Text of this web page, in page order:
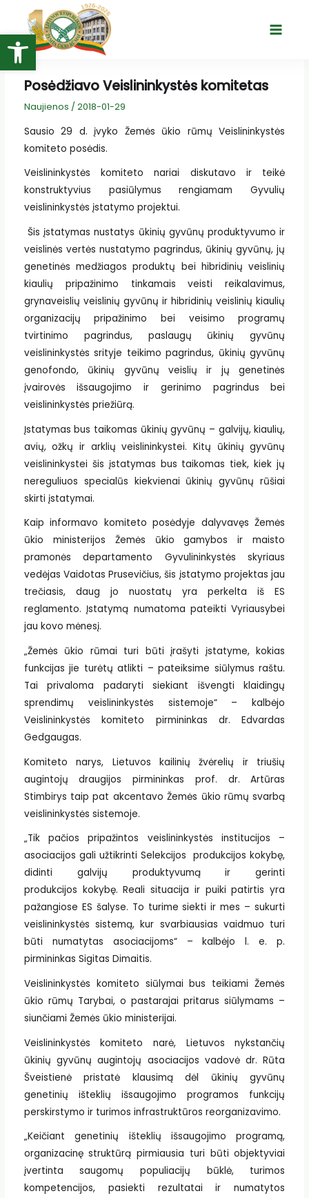
Open toolbar
turinio
Main
Posėdžiavo Veislininkystės komitetas
Naujienos / 2018-01-29
Sausio 29 d. įvyko Žemės ūkio rūmų Veislininkystės
komiteto posėdis.
Veislininkystės komiteto nariai diskutavo ir teikė
konstruktyvius pasiūlymus rengiamam Gyvulių
veislininkystės įstatymo projektui.
Šis įstatymas nustatys ūkinių gyvūnų produktyvumo ir
veislinės vertės nustatymo pagrindus, ūkinių gyvūnų, jų
genetinės medžiagos produktų bei hibridinių veislinių
kiaulių pripažinimo tinkamais veisti reikalavimus,
grynaveislių veislinių gyvūnų ir hibridinių veislinių kiaulių
organizacijų pripažinimo bei veisimo programų
tvirtinimo pagrindus, paslaugų ūkinių gyvūnų
veislininkystės srityje teikimo pagrindus, ūkinių gyvūnų
genofondo, ūkinių gyvūnų veislių ir jų genetinės
įvairovės išsaugojimo ir gerinimo pagrindus bei
veislininkystės priežiūrą.
Įstatymas bus taikomas ūkinių gyvūnų – galvijų, kiaulių,
avių, ožkų ir arklių veislininkystei. Kitų ūkinių gyvūnų
veislininkystei šis įstatymas bus taikomas tiek, kiek jų
nereguliuos specialūs kiekvienai ūkinių gyvūnų rūšiai
skirti įstatymai.
Kaip informavo komiteto posėdyje dalyvavęs Žemės
ūkio ministerijos Žemės ūkio gamybos ir maisto
pramonės departamento Gyvulininkystės skyriaus
vedėjas Vaidotas Prusevičius, šis įstatymo projektas jau
trečiasis, daug jo nuostatų yra perkelta iš ES
reglamento. Įstatymą numatoma pateikti Vyriausybei
jau kovo mėnesį.
„Žemės ūkio rūmai turi būti įrašyti įstatyme, kokias
funkcijas jie turėtų atlikti – pateiksime siūlymus raštu.
Tai privaloma padaryti siekiant išvengti klaidingų
sprendimų veislininkystės sistemoje“ – kalbėjo
Veislininkystės komiteto pirmininkas dr. Edvardas
Gedgaugas.
Komiteto narys, Lietuvos kailinių žvėrelių ir triušių
augintojų draugijos pirmininkas prof. dr. Artūras
Stimbirys taip pat akcentavo Žemės ūkio rūmų svarbą
veislininkystės sistemoje.
„Tik pačios pripažintos veislininkystės institucijos –
asociacijos gali užtikrinti Selekcijos produkcijos kokybę,
didinti galvijų produktyvumą ir gerinti
produkcijos kokybę. Reali situacija ir puiki patirtis yra
pažangiose ES šalyse. To turime siekti ir mes – sukurti
veislininkystės sistemą, kur svarbiausias vaidmuo turi
būti numatytas asociacijoms“ – kalbėjo l. e. p.
pirmininkas Sigitas Dimaitis.
Veislininkystės komiteto siūlymai bus teikiami Žemės
ūkio rūmų Tarybai, o pastarajai pritarus siūlymams –
siunčiami Žemės ūkio ministerijai.
Veislininkystės komiteto narė, Lietuvos nykstančių
ūkinių gyvūnų augintojų asociacijos vadovė dr. Rūta
Šveistienė pristatė klausimą dėl ūkinių gyvūnų
genetinių išteklių išsaugojimo programos funkcijų
perskirstymo ir turimos infrastruktūros reorganizavimo.
„Keičiant genetinių išteklių išsaugojimo programą,
organizacinę struktūrą pirmiausia turi būti objektyviai
įvertinta saugomų populiacijų būklė, turimos
kompetencijos, pasiekti rezultatai ir numatytos